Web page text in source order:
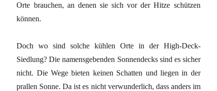
Orte brauchen, an denen sie sich vor der Hitze schützen
können.
Doch wo sind solche kühlen Orte in der High-Deck-
Siedlung? Die namensgebenden Sonnendecks sind es sicher
nicht. Die Wege bieten keinen Schatten und liegen in der
prallen Sonne. Da ist es nicht verwunderlich, dass anders im